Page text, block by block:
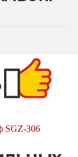
SGZ-306